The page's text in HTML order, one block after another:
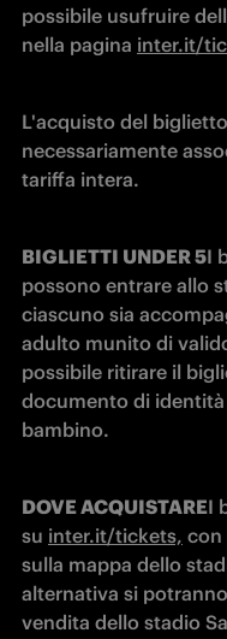
possibile usufruire
nella pagina inter.it/
L'acquisto del
necessariamente
tariffa intera.
BIGLIETTI UNDER 5I
possono entrare allo
ciascuno sia
adulto munito di
possibile ritirare il
documento di
bambino.
DOVE ACQUISTAREI
su inter.it/tickets, con
sulla mappa dello
alternativa si
vendita dello stadio